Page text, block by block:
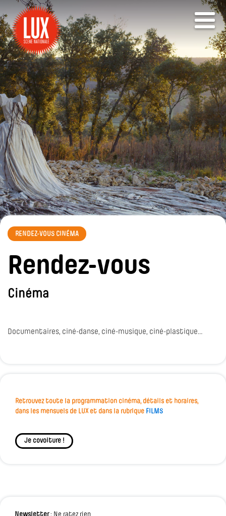
RENDEZ-VOUS CINÉMA
Rendez-vous
Cinéma
Documentaires, ciné-danse, ciné-musique, ciné-plastique…
Retrouvez toute la programmation cinéma, détails et horaires,
dans les mensuels de LUX et dans la rubrique FILMS
Je covoiture !